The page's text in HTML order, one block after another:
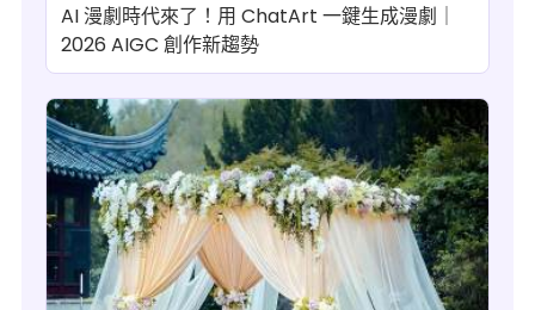
AI 漫劇時代來了！用 ChatArt 一鍵生成漫劇｜
2026 AIGC 創作新趨勢